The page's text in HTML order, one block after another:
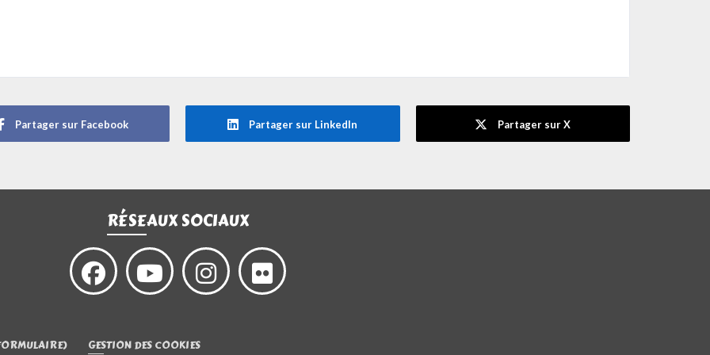
Partager sur Facebook Partager sur LinkedIn Partager sur X
RÉSEAUX SOCIAUX
GESTION DES COOKIES